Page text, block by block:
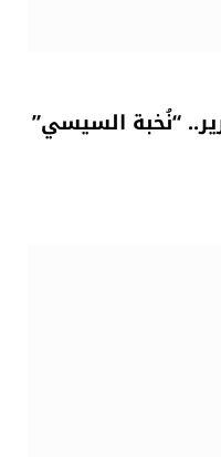
“نُخبة السيسي”